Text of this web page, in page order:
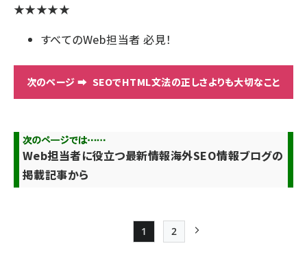
★★★★★
すべてのWeb担当者 必見！
SEOでHTML文法の正しさよりも大切なこと
Web担当者に役立つ最新情報海外SEO情報ブログの
掲載記事から
Page
1
Page
2